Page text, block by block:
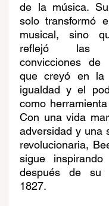
de la música.
solo transformó
musical, sino
reflejó las
convicciones de
que creyó en la
igualdad y el
como
Con una vida
adversidad y una
revolucionaria,
sigue
después de su
1827.